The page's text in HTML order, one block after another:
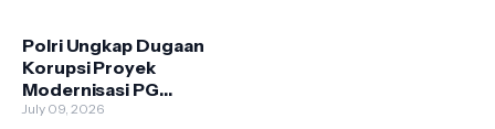
Polri Ungkap Dugaan
Korupsi Proyek
Modernisasi PG
Assembagoes, Kerugian
July 09, 2026